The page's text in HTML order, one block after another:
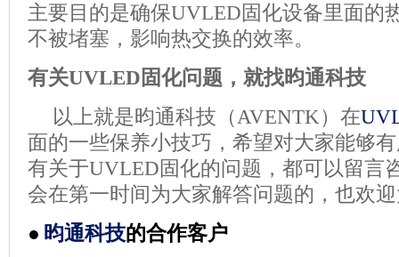
主要目的是确保UVLED固化设备里面的
不被堵塞，影响热交换的效率。
有关UVLED固化问题，就找昀通科技
以上就是昀通科技（AVENTK）在
面的一些保养小技巧，希望对大家能够
有关于UVLED固化的问题，都可以留言
会在第一时间为大家解答问题的，也欢
● 昀通科技的合作客户